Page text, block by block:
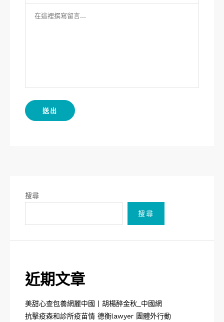
搜尋
搜尋
近期文章
美甜心查包養網麗中國丨胡楊醉金秋_中國網
抗擊疫森和診所疫苗情 德衡lawyer 團體外行動